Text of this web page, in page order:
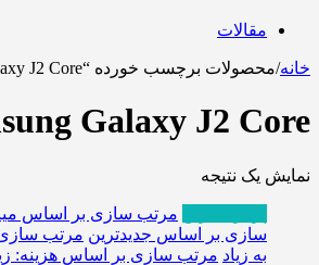
مقالات
خانه/محصولات برچسب خورده “Samsung Galaxy J2 Core”
Galaxy J2 Core
نمایش یک نتیجه
مرتب سازی بر اساس
سازی بر اساس جدیدترین مرتب
به زیاد مرتب سازی بر اساس هزینه: